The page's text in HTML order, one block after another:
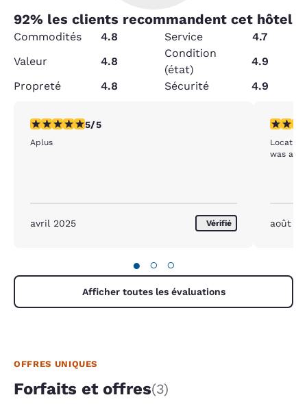
92% les clients recommandent cet hôtel
Commodités 4.8 Service
4.7
Valeur
4.8
Condition
(état)
4.9
Propreté
4.8 Sécurité 4.9
5 étoiles. Exceptionnel. 1 commentaire
5/5
Aplus
avril 2025 Vérifié
5
was a
août
● ○ ○
Afficher toutes les évaluations
OFFRES UNIQUES
Forfaits et offres(3)